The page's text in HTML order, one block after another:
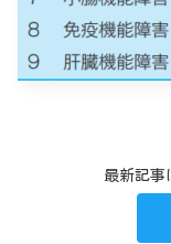
最新記事